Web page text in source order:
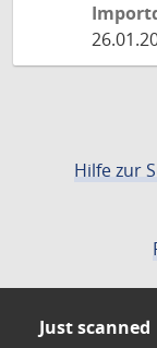
Hilfe zur
Just scanned